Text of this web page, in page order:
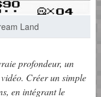
Land
profondeur, un
Créer un simple
en intégrant le